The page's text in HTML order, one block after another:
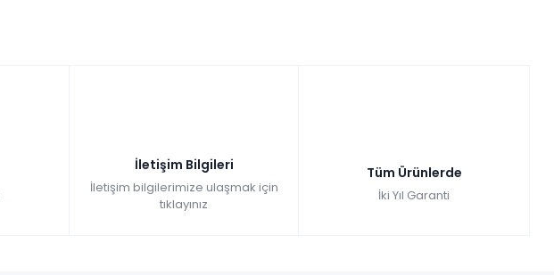
İletişim Bilgileri
İletişim bilgilerimize ulaşmak için
tıklayınız
Tüm Ürünlerde
İki Yıl Garanti